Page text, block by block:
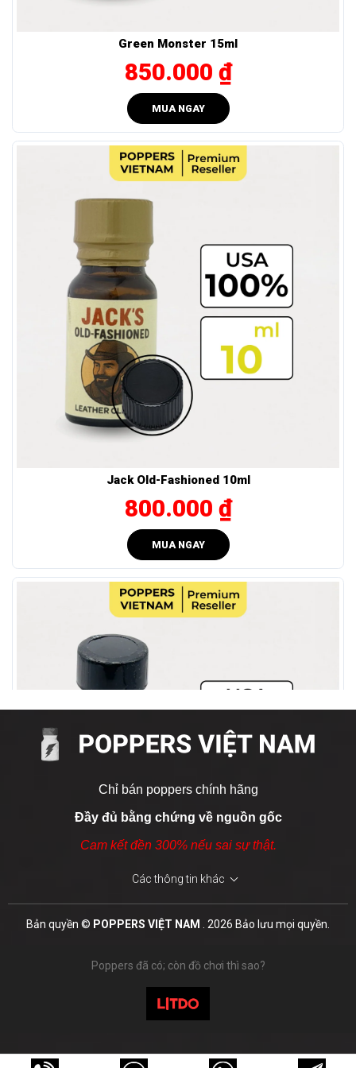
Minh bạch là điều tiên quyết mà mỗi doanh nghiệp sở hữu - trong đó có Quick
Silver 10ml.
Ai sẽ thấy Popper Quick Silver 10ml thực sự phù hợp?
Dòng sản phẩm này lý tưởng cho những ai:
Ưa chuộng cảm giác rõ nhưng không quá mạnh: Lên
nhanh, mượt, không gây choáng.
Muốn một dòng dễ dùng, ít gây mệt: Không cần làm
quen nhiều, cảm giác đến tự nhiên và thoải mái.
Tìm sự cân bằng giữa phê và kiểm soát: Hiệu ứng đều,
không trồi sụt – cho phép bạn tận hưởng mà vẫn làm
chủ trải nghiệm.
Tác dụng của QUICK SILVER 10ml có gì đặc biệt?
Popper Quick Silver 10ml được nhiều người lựa chọn vì
mang lại kích thích rõ rệt: giúp cơ thể và tâm trí dễ dàng
Tăng độ nhạy cảm trên cơ thể: tạo cảm giác nóng nhẹ,
ấm dần ở vùng ngực và cổ – từ đó làm tăng lưu lượng
máu đến các vùng nhạy cảm.
Kích thích tâm lý một cách cân bằng: Hiệu ứng lan tỏa
nhanh nhưng mượt, giúp đầu óc thư giãn, hưng phấn
sự kết nối tinh tế giữa cảm xúc và khoái cảm, dễ thăng
hoa trong những khoảnh khắc riêng tư mà không cần
tác động mạnh.
Hướng dẫn sử dụng – Bảo quản QUICK SILVER
10ml đúng cách
Hãy dùng popper Quick Silver 10mlđúng cách để đảm
bảo hiệu quả và an toàn:
Liều lượng khuyến nghị
Nên bắt đầu từ liều thấp và tăng dần nếu cần.
Cách sử dụng và bảo quản
Đậy kín nắp ngay sau khi dùng, tránh tiếp xúc không khí
Bảo quản nơi khô, mát (<15°C), tránh nắng và nguồn
Green Monster 15ml
850.000 ₫
MUA NGAY
Jack Old-Fashioned 10ml
800.000 ₫
MUA NGAY
Leather & Tobacco 15ml
Chỉ bán poppers chính hãng
Đầy đủ bằng chứng về nguồn gốc
Cam kết đền 300% nếu sai sự thật.
Các thông tin khác
Bản quyền © POPPERS VIỆT NAM . 2026 Bảo lưu mọi quyền.
Poppers đã có; còn đồ chơi thì sao?